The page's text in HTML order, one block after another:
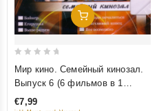
Добавить В Корзину
out
5
Мир кино. Семейный кинозал.
Выпуск 6 (6 фильмов в 1
диске)
€7,99